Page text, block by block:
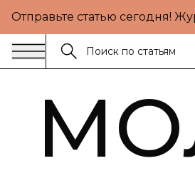
Отправьте статью сегодня!